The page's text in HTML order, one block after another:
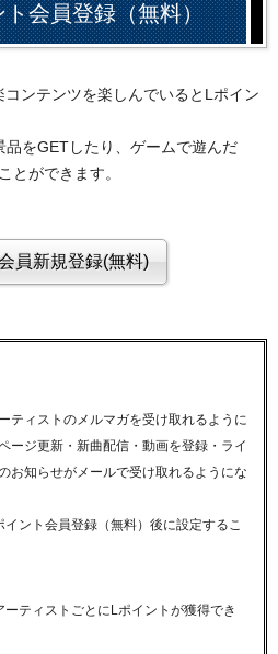
会員登録（無料）
ンテンツを楽しんでいるとLポイン
をGETしたり、ゲームで遊んだ
とができます。
ティストのメルマガを受け取れるように
ージ更新・新曲配信・動画を登録・ライ
お知らせがメールで受け取れるようにな
ント会員登録（無料）後に設定するこ
ティストごとにLポイントが獲得でき